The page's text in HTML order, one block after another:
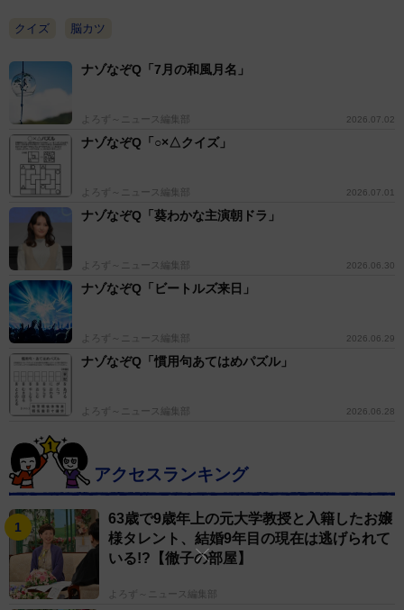
クイズ 脳カツ
ナゾなぞQ「7月の和風月名」
よろず～ニュース編集部 2026.07.02
ナゾなぞQ「○×△クイズ」
よろず～ニュース編集部 2026.07.01
ナゾなぞQ「葵わかな主演朝ドラ」
よろず～ニュース編集部 2026.06.30
ナゾなぞQ「ビートルズ来日」
よろず～ニュース編集部 2026.06.29
ナゾなぞQ「慣用句あてはめパズル」
よろず～ニュース編集部 2026.06.28
アクセスランキング
63歳で9歳年上の元大学教授と入籍したお嬢
様タレント、結婚9年目の現在は逃げられて
いる!?【徹子の部屋】
よろず～ニュース編集部